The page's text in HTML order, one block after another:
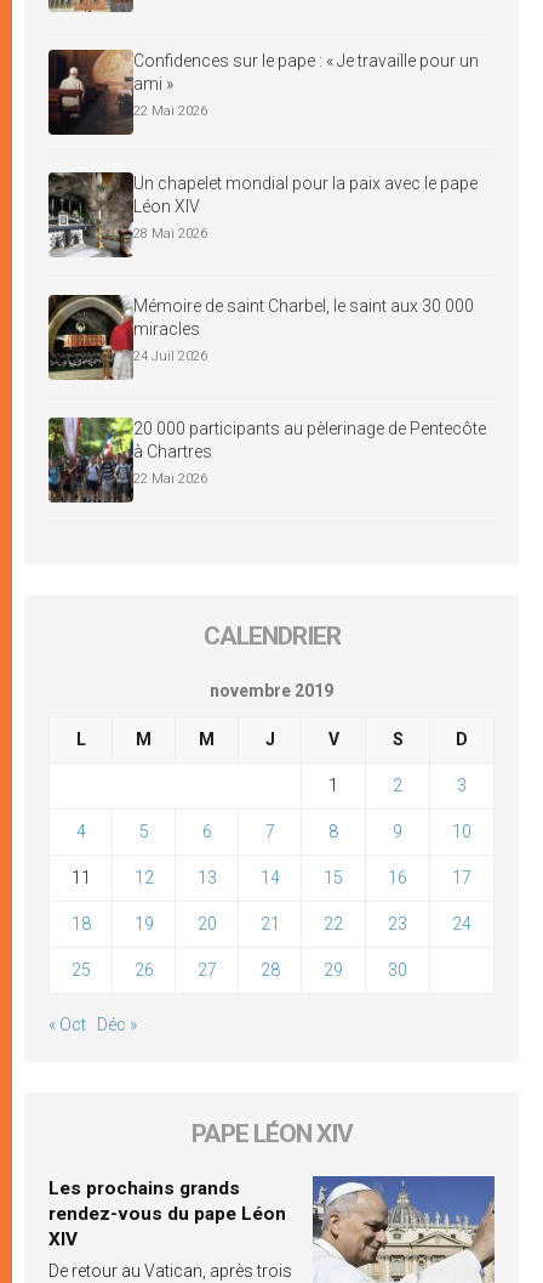
Confidences sur le pape : « Je travaille pour un
ami »
22 Mai 2026
Un chapelet mondial pour la paix avec le pape
Léon XIV
28 Mai 2026
Mémoire de saint Charbel, le saint aux 30 000
miracles
24 Juil 2026
20 000 participants au pèlerinage de Pentecôte
à Chartres
22 Mai 2026
CALENDRIER
novembre 2019
L M M J V S D
1 2 3
4 5 6 7 8 9 10
11 12 13 14 15 16 17
18 19 20 21 22 23 24
25 26 27 28 29 30
« Oct Déc »
PAPE LÉON XIV
Les prochains grands
rendez-vous du pape Léon
XIV
De retour au Vatican, après trois